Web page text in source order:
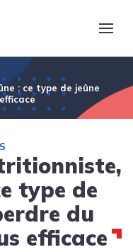
: ce type de jeûne
type de
du
efficace